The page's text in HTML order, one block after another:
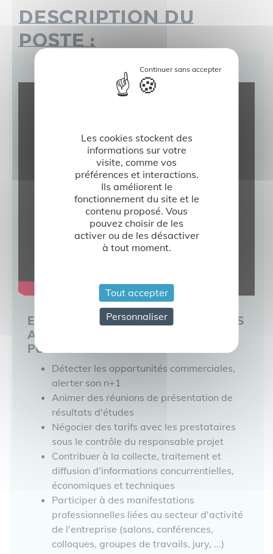
Description du
poste :
ENTRETENIR DES BONNES RELATIONS
AVEC LES ORGANISMES PRIVÉS ET
PUBLICS
Détecter les opportunités commerciales,
alerter son n+1
Animer des réunions de présentation de
résultats d'études
Négocier des tarifs avec les prestataires
sous le contrôle du responsable projet
Contribuer à la collecte, traitement et
diffusion d'informations concurrentielles,
économiques et techniques
Participer à des manifestations
professionnelles liées au secteur d'activité
de l'entreprise (salons, conférences,
colloques, groupes de travails, jury, ...)
Les cookies stockent des
informations sur votre
visite, comme vos
préférences et interactions.
Ils améliorent le
fonctionnement du site et le
contenu proposé. Vous
pouvez choisir de les
activer ou de les désactiver
à tout moment.
Tout accepter
Personnaliser